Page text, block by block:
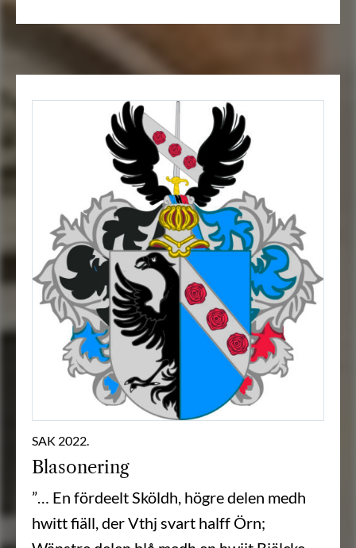
SAK 2022.
Blasonering
”… En fördeelt Sköldh, högre delen medh
hwitt fiäll, der Vthj svart halff Örn;